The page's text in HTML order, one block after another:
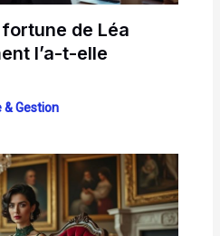
de Léa
l’a-t-elle
Gestion